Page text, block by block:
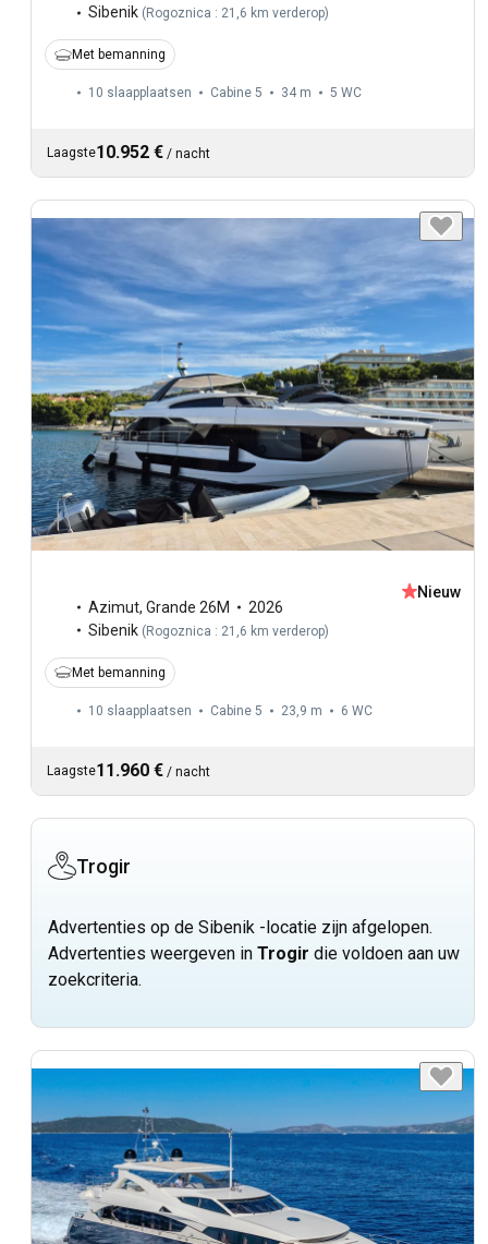
Sibenik ( Rogoznica : 21,6 km verderop)
Met bemanning
10 slaapplaatsen Cabine 5 34 m 5 WC
Laagste10.952 € / nacht
Azimut, Grande 26M
2026
Sibenik (Rogoznica : 21,6 km verderop)
Nieuw
Met bemanning
10 slaapplaatsen Cabine 5 23,9 m 6 WC
Laagste11.960 € / nacht
Trogir
Advertenties op de Sibenik -locatie zijn afgelopen.
Advertenties weergeven in Trogir die voldoen aan uw
zoekcriteria.